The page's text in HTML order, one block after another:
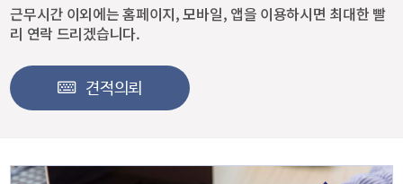
근무시간 이외에는 홈페이지, 모바일, 앱을 이용하시면 최대한 빨
리 연락 드리겠습니다.
견적의뢰